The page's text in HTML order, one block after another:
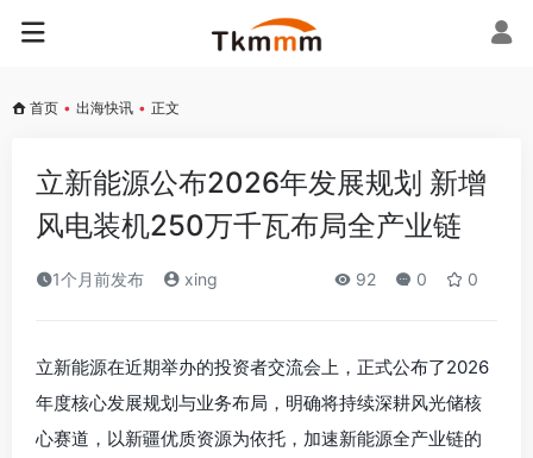
首页 • 出海快讯 • 正文
立新能源公布2026年发展规划 新增
风电装机250万千瓦布局全产业链
1个月前发布 xing 92 0 0
立新能源在近期举办的投资者交流会上，正式公布了2026
年度核心发展规划与业务布局，明确将持续深耕风光储核
心赛道，以新疆优质资源为依托，加速新能源全产业链的